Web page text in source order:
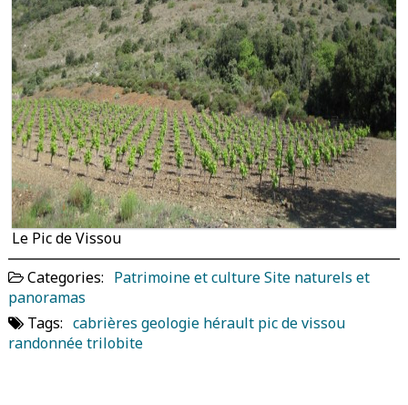
Le Pic de Vissou
Categories: Patrimoine et cultureSite naturels et
panoramas
Tags: cabrières geologie hérault pic de vissou
randonnéetrilobite